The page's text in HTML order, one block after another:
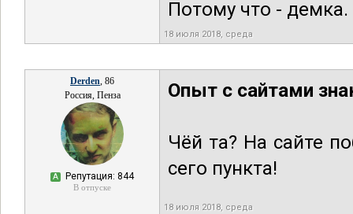
Потому что - демка.
18 июля 2018, среда
Derden, 86
Россия, Пенза
А Репутация: 844
В отпуске
Опыт с сайтами
Чёй та? На сайте
сего пункта!
18 июля 2018, среда